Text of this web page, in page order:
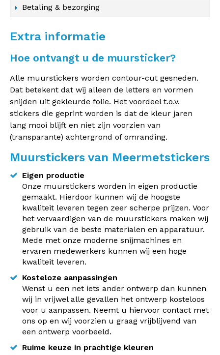
Betaling & bezorging
Extra informatie
Hoe ontvangt u de muursticker?
Alle muurstickers worden contour-cut gesneden.
Dat betekent dat wij alleen de letters en vormen
snijden uit gekleurde folie. Het voordeel t.o.v.
stickers die geprint worden is dat de kleur jaren
lang mooi blijft en niet zijn voorzien van
(transparante) achtergrond of omranding.
Muurstickers van Meermetstickers
Eigen productie
Onze muurstickers worden in eigen productie
gemaakt. Hierdoor kunnen wij de hoogste
kwaliteit leveren tegen zeer scherpe prijzen. Voor
het vervaardigen van de muurstickers maken wij
gebruik van de beste materialen en apparatuur.
Mede met onze moderne snijmachines en
ervaren medewerkers kunnen wij een hoge
kwaliteit leveren.
Kosteloze aanpassingen
Wenst u een net iets ander ontwerp dan kunnen
wij in vrijwel alle gevallen het ontwerp kosteloos
voor u aanpassen. Neemt u hiervoor contact met
ons op en wij voorzien u graag vrijblijvend van
een ontwerp voorbeeld.
Ruime keuze in prachtige kleuren